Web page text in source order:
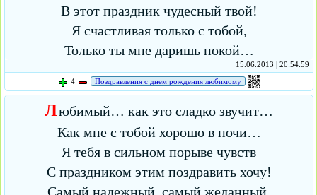
В этот праздник чудесный твой!
Я счастливая только с тобой,
Только ты мне даришь покой…
15.06.2013 | 20:54:59
4
Поздравления с днем рождения любимому
Любимый… как это сладко звучит…
Как мне с тобой хорошо в ночи…
Я тебя в сильном порыве чувств
С праздником этим поздравить хочу!
Самый надежный, самый желанный.